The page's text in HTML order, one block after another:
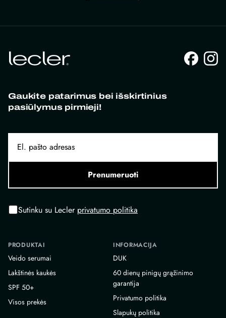
Gaukite patarimus bei išskirtinius
pasiūlymus pirmieji!
Prenumeruoti
Sutinku su Lecler privatumo politika
PRODUKTAI
Veido serumai
Lakštinės kaukės
SPF 50+
Visos prekės
INFORMACIJA
DUK
60 dienų pinigų grąžinimo
garantija
Privatumo politika
Slapukų politika